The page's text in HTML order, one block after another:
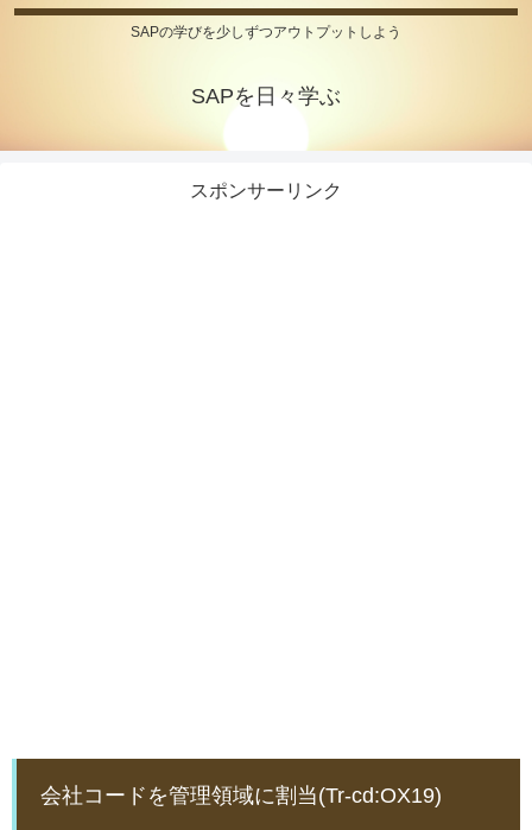
SAPの学びを少しずつアウトプットしよう
SAPを日々学ぶ
スポンサーリンク
会社コードを管理領域に割当(Tr-cd:OX19)